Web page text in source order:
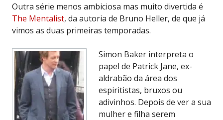
Outra série menos ambiciosa mas muito divertida é
The Mentalist, da autoria de Bruno Heller, de que já
vimos as duas primeiras temporadas.
Simon Baker interpreta o
papel de Patrick Jane, ex-
aldrabão da área dos
espiritistas, bruxos ou
adivinhos. Depois de ver a sua
mulher e filha serem